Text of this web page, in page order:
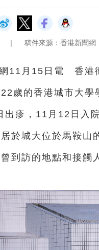
| 稿件來源：香港新聞網
11月15日電 香港
歲的香港城市大
出疹，11月12日入
於城大位於馬鞍山
到訪的地點和接觸